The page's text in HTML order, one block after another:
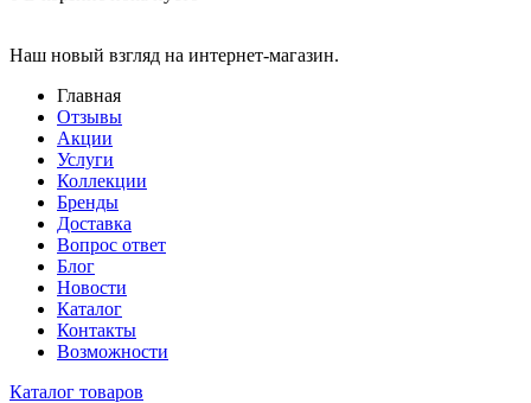
Наш новый взгляд на интернет-магазин.
Главная
Отзывы
Акции
Услуги
Коллекции
Бренды
Доставка
Вопрос ответ
Блог
Новости
Каталог
Контакты
Возможности
Каталог товаров